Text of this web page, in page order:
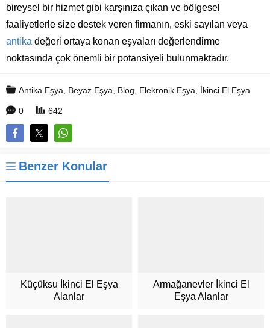
bireysel bir hizmet gibi karşınıza çıkan ve bölgesel
faaliyetlerle size destek veren firmanın, eski sayılan veya
antika değeri ortaya konan eşyaları değerlendirme
noktasında çok önemli bir potansiyeli bulunmaktadır.
Antika Eşya Beyaz Eşya Blog Elekronik Eşya İkinci El Eşya
0 642
Benzer Konular
Küçüksu İkinci El Eşya
Alanlar
Armağanevler İkinci El
Eşya Alanlar